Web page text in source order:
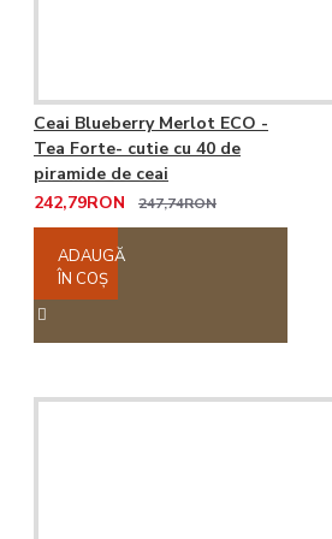
Ceai Blueberry Merlot ECO -
Tea Forte- cutie cu 40 de
piramide de ceai
242,79RON
247,74RON
ADAUGĂ
ÎN COŞ